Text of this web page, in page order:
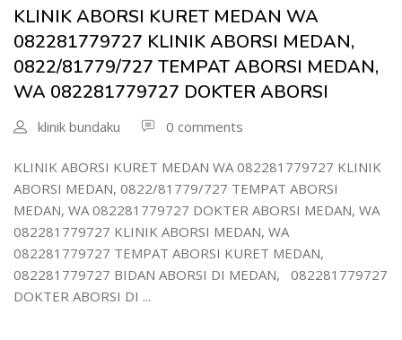
KLINIK ABORSI KURET MEDAN WA
082281779727 KLINIK ABORSI MEDAN,
0822/81779/727 TEMPAT ABORSI MEDAN,
WA 082281779727 DOKTER ABORSI
klinik bundaku 0 comments
KLINIK ABORSI KURET MEDAN WA 082281779727 KLINIK
ABORSI MEDAN, 0822/81779/727 TEMPAT ABORSI
MEDAN, WA 082281779727 DOKTER ABORSI MEDAN, WA
082281779727 KLINIK ABORSI MEDAN, WA
082281779727 TEMPAT ABORSI KURET MEDAN,
082281779727 BIDAN ABORSI DI MEDAN, 082281779727
DOKTER ABORSI DI ...
| WA 082/281779/727 KLINIK ABORSI KURET DI MEDAN
| WA 082281779727 DOKTER KURET DI MEDAN
WA 082281779727 DOKTER ABORSI DI MEDAN
| WA 08228*1779*727 TEMPAT KURET DI MEDAN
| WA )082281779727) JASA ABORSI DI MEDAN
| WA 0822#8177#9727 TEMPAT ABORSI MEDAN
| ABORSI AMAN DI MEDAN
| WA 082281779727 TEMPAT KURET MEDAN
0822817797
| WA 082281779727BIDAN PRAKTEK MEDAN
JUAL OBAT ABORSI DI MEDAN
| TEMPAT ABORSI DI MEDAN
| HTTPS://WA.ME/6282281779727 WA 082-281-779-727 K
| WA 082281779727 KLINIK ABORSI KURET DI MEDAN
| WA 082281779727 TEMPAT ABORSI DI MEDAN
| WA 082281779727 BIDAN ABORSI DI MEDAN
| WA 082281779727 TEMPAT ABORSI MEDAN
| 0822-8177-9727 DOKTER ABORSI DI MEDAN
| WA 082281779727 TEMPAT ABORSI KURET DI MEDAN